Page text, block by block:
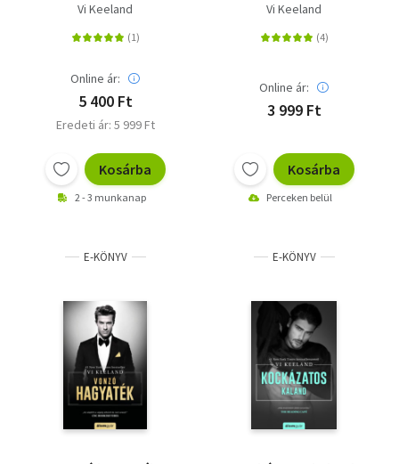
Vi Keeland
Online ár:
5 400 Ft
Eredeti ár: 5 999 Ft
Kosárba
2 - 3 munkanap
Vi Keeland
Online ár:
3 999 Ft
Kosárba
Perceken belül
E-KÖNYV E-KÖNYV